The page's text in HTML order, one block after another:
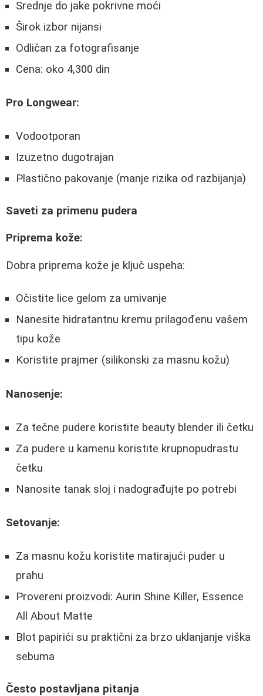
Srednje do jake pokrivne moći
Širok izbor nijansi
Odličan za fotografisanje
Cena: oko 4,300 din
Pro Longwear:
Vodootporan
Izuzetno dugotrajan
Plastično pakovanje (manje rizika od razbijanja)
Saveti za primenu pudera
Priprema kože:
Dobra priprema kože je ključ uspeha:
Očistite lice gelom za umivanje
Nanesite hidratantnu kremu prilagođenu vašem
tipu kože
Koristite prajmer (silikonski za masnu kožu)
Nanosenje:
Za tečne pudere koristite beauty blender ili četku
Za pudere u kamenu koristite krupnopudrastu
četku
Nanosite tanak sloj i nadograđujte po potrebi
Setovanje:
Za masnu kožu koristite matirajući puder u
prahu
Provereni proizvodi: Aurin Shine Killer, Essence
All About Matte
Blot papirići su praktični za brzo uklanjanje viška
sebuma
Često postavljana pitanja